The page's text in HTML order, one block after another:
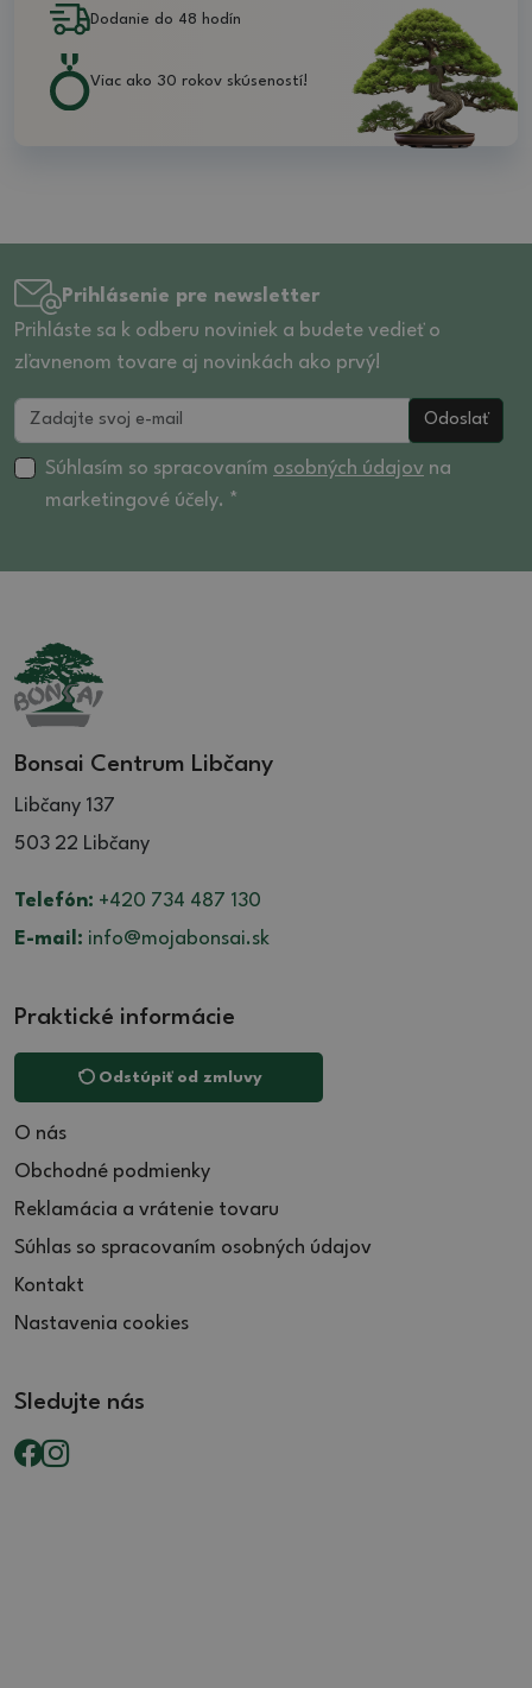
Dodanie do 48 hodín
Viac ako 30 rokov skúseností!
Prihlásenie pre newsletter
Prihláste sa k odberu noviniek a budete vedieť o
zľavnenom tovare aj novinkách ako prvý!
Odoslať
Súhlasím so spracovaním osobných údajov na
marketingové účely. *
Bonsai Centrum Libčany
Libčany 137
503 22 Libčany
Telefón: +420 734 487 130
E-mail: info@mojabonsai.sk
Praktické informácie
Odstúpiť od zmluvy
O nás
Obchodné podmienky
Reklamácia a vrátenie tovaru
Súhlas so spracovaním osobných údajov
Kontakt
Nastavenia cookies
Sledujte nás